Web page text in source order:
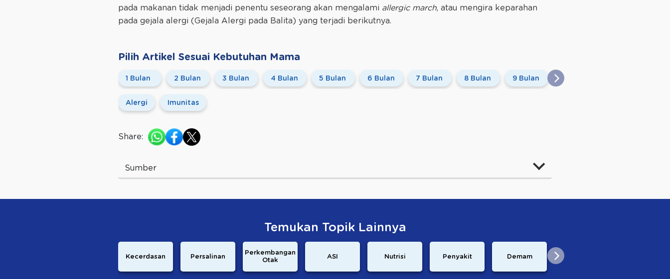
pada makanan tidak menjadi penentu seseorang akan mengalami allergic march, atau mengira keparahan
pada gejala alergi (Gejala Alergi pada Balita) yang terjadi berikutnya.
Pilih Artikel Sesuai Kebutuhan Mama
1 Bulan 2 Bulan 3 Bulan 4 Bulan 5 Bulan 6 Bulan 7 Bulan 8 Bulan 9 Bulan 10 Bulan
Alergi Imunitas
Share:
Sumber
Temukan Topik Lainnya
Kecerdasan Persalinan
Perkembangan
Otak
ASI Nutrisi Penyakit Demam